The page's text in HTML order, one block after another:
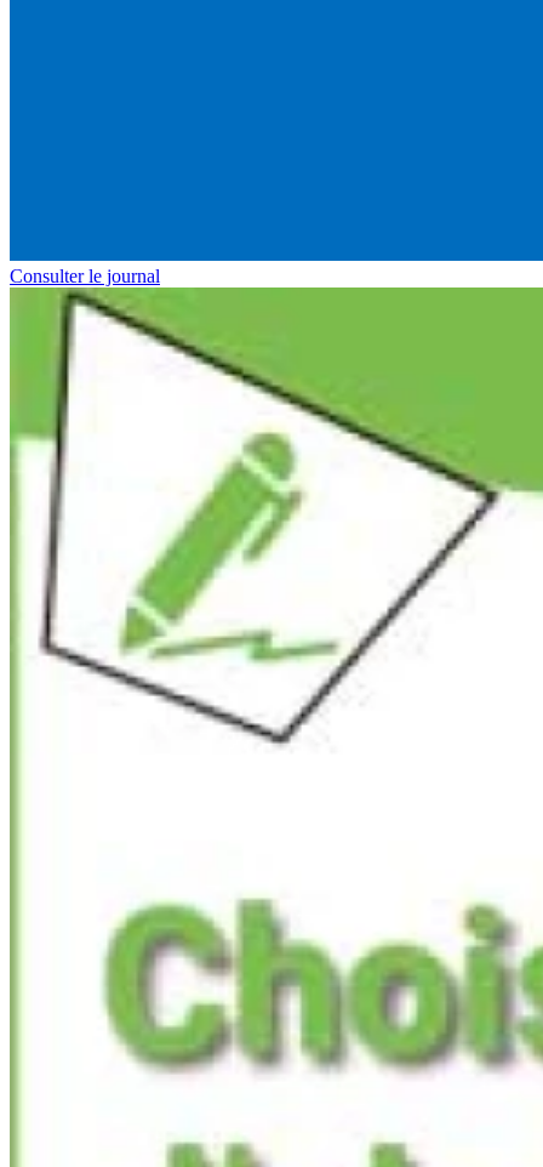
Consulter le journal